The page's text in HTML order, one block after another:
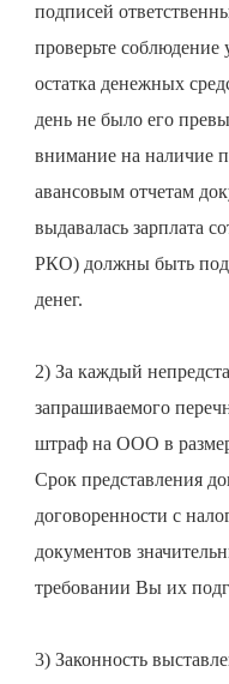
подписей
проверьте
остатка денежных
день не было его
внимание на наличие
авансовым отчетам
выдавалась зарплата
РКО) должны быть
денег.
2) За каждый
запрашиваемого
штраф на ООО в
Срок представления
договоренности с
документов
требовании Вы их
3) Законность